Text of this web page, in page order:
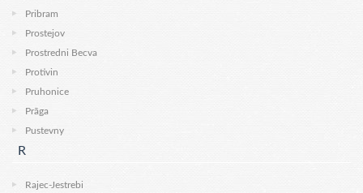
Pribram
Prostejov
Prostredni Becva
Protivin
Pruhonice
Prāga
Pustevny
R
Rajec-Jestrebi